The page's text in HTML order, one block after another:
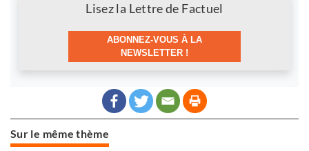
Lisez la Lettre de Factuel
ABONNEZ-VOUS À LA
NEWSLETTER !
Sur le même thème